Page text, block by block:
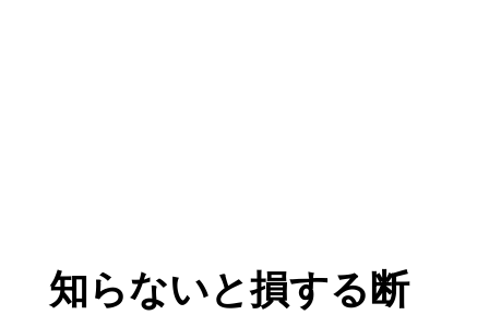
知らないと損する断